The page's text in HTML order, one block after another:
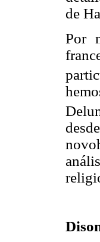
de
Por